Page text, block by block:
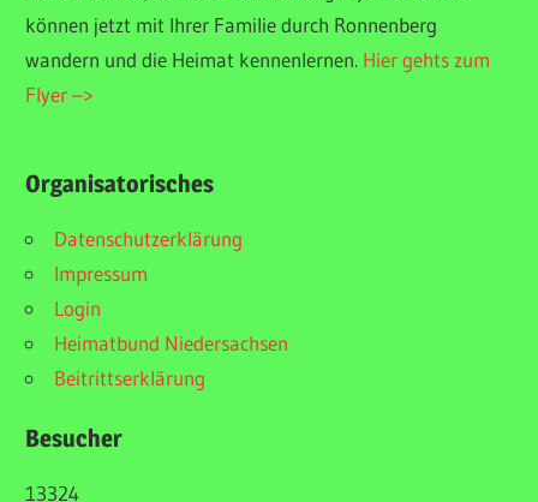
können jetzt mit Ihrer Familie durch Ronnenberg
wandern und die Heimat kennenlernen. Hier gehts zum
Flyer –>
Organisatorisches
Datenschutzerklärung
Impressum
Login
Heimatbund Niedersachsen
Beitrittserklärung
Besucher
13324